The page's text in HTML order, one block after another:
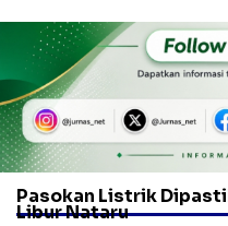
Pasokan Listrik
Libur Nataru